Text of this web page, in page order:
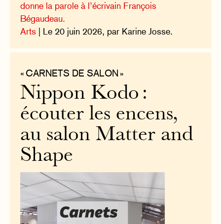
donne la parole à l’écrivain François
Bégaudeau.
Arts | Le 20 juin 2026, par Karine Josse.
« CARNETS DE SALON »
Nippon Kodo :
écouter les encens,
au salon Matter and
Shape